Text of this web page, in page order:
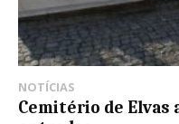
NOTÍCIAS
Cemitério de Elvas